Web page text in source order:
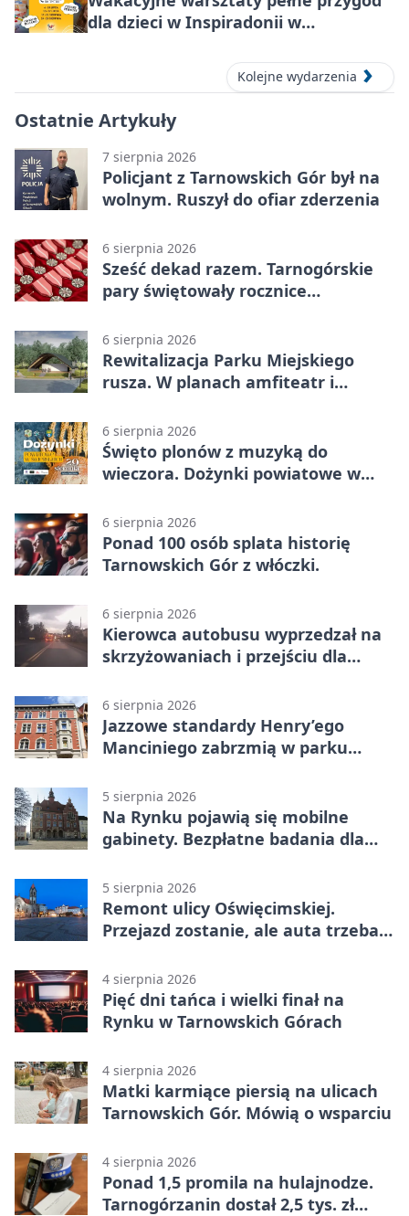
dla dzieci w Inspiradonii w
Kolejne wydarzenia
Ostatnie Artykuły
7 sierpnia 2026
Policjant z Tarnowskich Gór był na
wolnym. Ruszył do ofiar zderzenia
6 sierpnia 2026
Sześć dekad razem. Tarnogórskie
pary świętowały rocznice
6 sierpnia 2026
Rewitalizacja Parku Miejskiego
rusza. W planach amfiteatr i
6 sierpnia 2026
Święto plonów z muzyką do
wieczora. Dożynki powiatowe w
6 sierpnia 2026
Ponad 100 osób splata historię
Tarnowskich Gór z włóczki.
6 sierpnia 2026
Kierowca autobusu wyprzedzał na
skrzyżowaniach i przejściu dla
6 sierpnia 2026
Jazzowe standardy Henry’ego
Manciniego zabrzmią w parku
5 sierpnia 2026
Na Rynku pojawią się mobilne
gabinety. Bezpłatne badania dla
5 sierpnia 2026
Remont ulicy Oświęcimskiej.
Przejazd zostanie, ale auta trzeba
4 sierpnia 2026
Pięć dni tańca i wielki finał na
Rynku w Tarnowskich Górach
4 sierpnia 2026
Matki karmiące piersią na ulicach
Tarnowskich Gór. Mówią o wsparciu
4 sierpnia 2026
Ponad 1,5 promila na hulajnodze.
Tarnogórzanin dostał 2,5 tys. zł